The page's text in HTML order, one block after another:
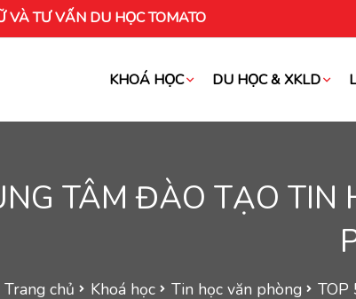
VÀ TƯ VẤN DU HỌC TOMATO
KHOÁ HỌC DU HỌC & XKLD
TÂM ĐÀO TẠO
Trang chủ Khoá học Tin học văn phòng TOP